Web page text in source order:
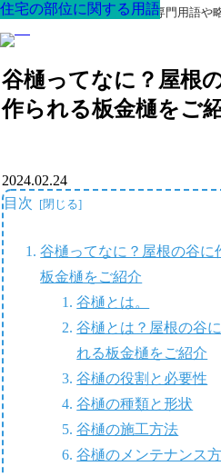
最高の家を作るための知識！専門用語や
谷樋ってなに？屋根
作られる板金樋をご
住宅の部位に関する用語
2024.02.24
目次
谷樋ってなに？屋根の谷に
板金樋をご紹介
谷樋とは。
谷樋とは？屋根の谷
れる板金樋をご紹介
谷樋の役割と必要性
谷樋の種類と形状
谷樋の施工方法
谷樋のメンテナンス
住宅の部位に関する用語
住宅の部位に関する用語
住宅の部位に関する用語
住宅の部位に関する用語
住宅の部位に関する用語
住宅の部位に関する用語